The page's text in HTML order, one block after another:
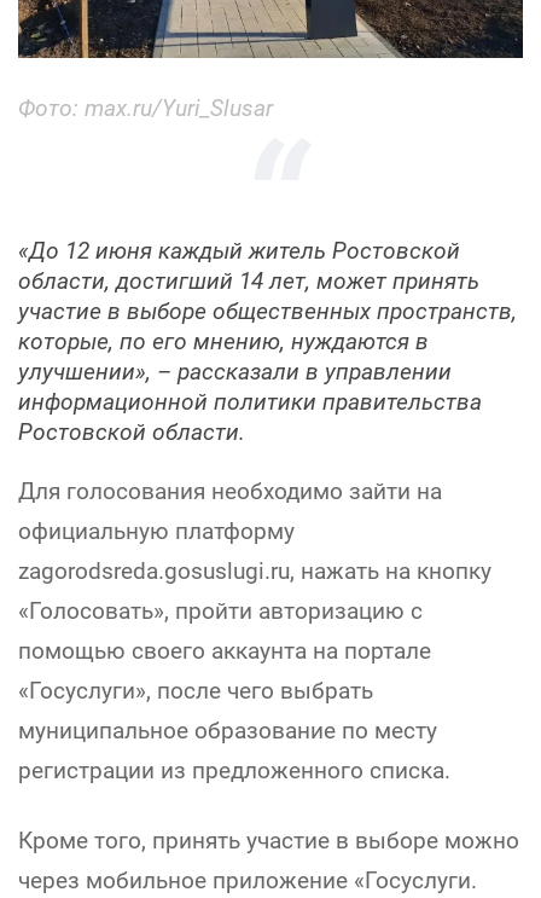
Фото: max.ru/Yuri_Slusar
«До 12 июня каждый житель Ростовской
области, достигший 14 лет, может принять
участие в выборе общественных пространств,
которые, по его мнению, нуждаются в
улучшении», – рассказали в управлении
информационной политики правительства
Ростовской области.
Для голосования необходимо зайти на
официальную платформу
zagorodsreda.gosuslugi.ru, нажать на кнопку
«Голосовать», пройти авторизацию с
помощью своего аккаунта на портале
«Госуслуги», после чего выбрать
муниципальное образование по месту
регистрации из предложенного списка.
Кроме того, принять участие в выборе можно
через мобильное приложение «Госуслуги.